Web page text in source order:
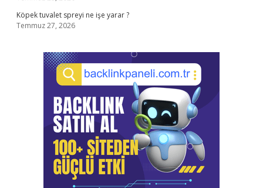
Köpek tuvalet spreyi ne işe yarar ?
Temmuz 27, 2026